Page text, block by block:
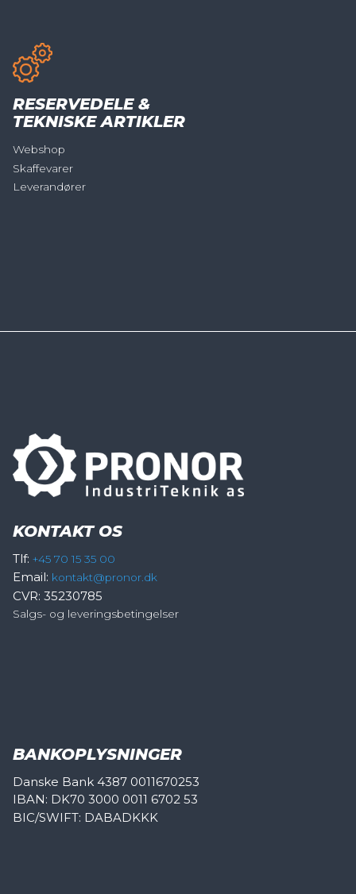
RESERVEDELE &
TEKNISKE ARTIKLER
Webshop
Skaffevarer
Leverandører
KONTAKT OS
Tlf: +45 70 15 35 00
Email: kontakt@pronor.dk
CVR: 35230785
Salgs- og leveringsbetingelser
BANKOPLYSNINGER
Danske Bank 4387 0011670253
IBAN: DK70 3000 0011 6702 53
BIC/SWIFT: DABADKKK